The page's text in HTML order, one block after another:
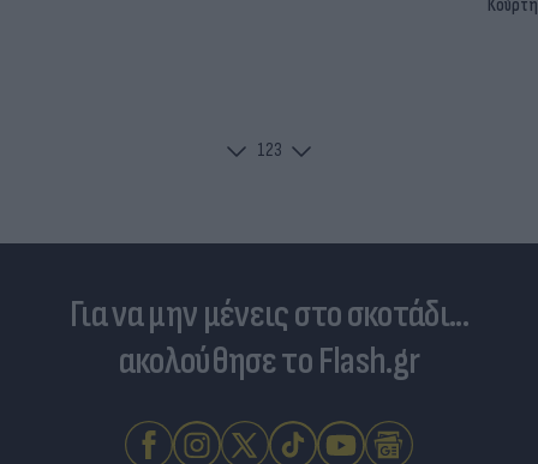
Κούρτη
123
Για να μην μένεις στο σκοτάδι...
ακολούθησε το Flash.gr